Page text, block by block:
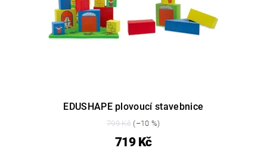
EDUSHAPE plovoucí stavebnice
799 Kč(–10 %)
719 Kč